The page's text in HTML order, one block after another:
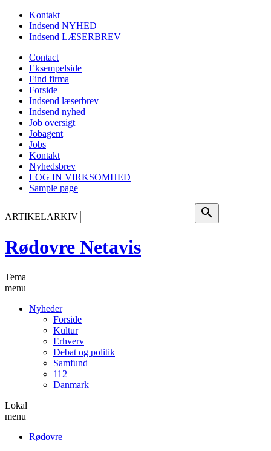
Kontakt
Indsend NYHED
Indsend LÆSERBREV
Contact
Eksempelside
Find firma
Forside
Indsend læserbrev
Indsend nyhed
Job oversigt
Jobagent
Jobs
Kontakt
Nyhedsbrev
LOG IN VIRKSOMHED
Sample page
ARTIKELARKIV search
Rødovre Netavis
Tema
menu
Nyheder
Forside
Kultur
Erhverv
Debat og politik
Samfund
112
Danmark
Lokal
menu
Rødovre